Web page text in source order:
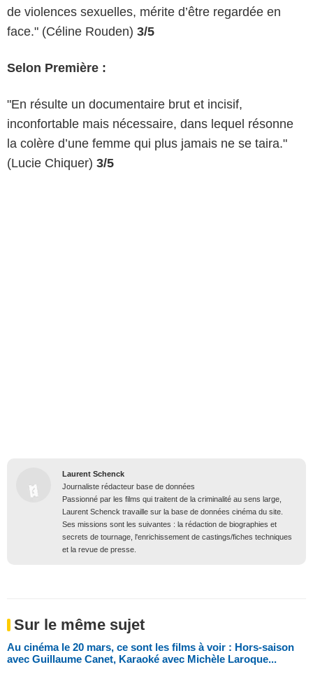
de violences sexuelles, mérite d’être regardée en
face." (Céline Rouden) 3/5
Selon Première :
"En résulte un documentaire brut et incisif,
inconfortable mais nécessaire, dans lequel résonne
la colère d’une femme qui plus jamais ne se taira."
(Lucie Chiquer) 3/5
Laurent Schenck
Journaliste rédacteur base de données
Passionné par les films qui traitent de la criminalité au sens large,
Laurent Schenck travaille sur la base de données cinéma du site.
Ses missions sont les suivantes : la rédaction de biographies et
secrets de tournage, l'enrichissement de castings/fiches techniques
et la revue de presse.
Sur le même sujet
Au cinéma le 20 mars, ce sont les films à voir : Hors-saison
avec Guillaume Canet, Karaoké avec Michèle Laroque...